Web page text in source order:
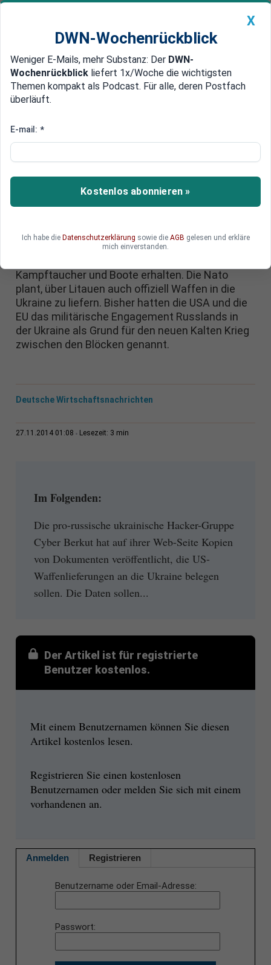
Newsticker MEIN DWN: Geldanlage Premium
Edelmetalle DWN-Magazin China
Gewehre, Raketen, Mörser
Cyber Berkut: Hacker
veröffentlichen Liste von US-
Waffen für die Ukraine
Die Hacker-Gruppe Cyber Berkut hat Dokumente
Waffen beliefern soll. Neben Abwehrraketen,
Granatwerfern und Scharfschützen-Gewehren
Kampftaucher und Boote erhalten. Die Nato
plant, über Litauen auch offiziell Waffen in die
Ukraine zu liefern. Bisher hatten die USA und die
EU das militärische Engagement Russlands in
der Ukraine als Grund für den neuen Kalten Krieg
zwischen den Blöcken genannt.
Deutsche Wirtschaftsnachrichten
27.11.2014 01:08 Lesezeit: 3 min
Im Folgenden:
Die pro-russische ukrainische Hacker-Gruppe
Cyber Berkut hat auf ihrer Web-Seite Kopien
von Dokumenten veröffentlicht, die US-
Waffenlieferungen an die Ukraine belegen
sollen. Die Daten sollen...
Der Artikel ist für registrierte
Benutzer kostenlos.
Mit einem Benutzernamen können Sie diesen
Artikel kostenlos lesen.
Registrieren Sie einen kostenlosen
Benutzernamen oder melden Sie sich mit einem
vorhandenen an.
Anmelden Registrieren
Benutzername oder Email-Adresse
Passwort
X
DWN-Wochenrückblick
Weniger E-Mails, mehr Substanz: Der DWN-
Wochenrückblick liefert 1x/Woche die wichtigsten
Themen kompakt als Podcast. Für alle, deren Postfach
überläuft.
E-mail: *
Kostenlos abonnieren »
Ich habe die Datenschutzerklärung sowie die AGB gelesen und erkläre
mich einverstanden.